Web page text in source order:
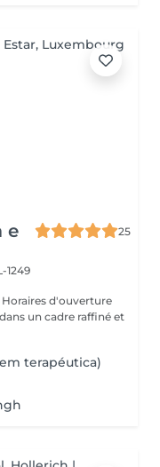
e
25
1249
Horaires d'ouverture
un cadre raffiné et
terapéutica)